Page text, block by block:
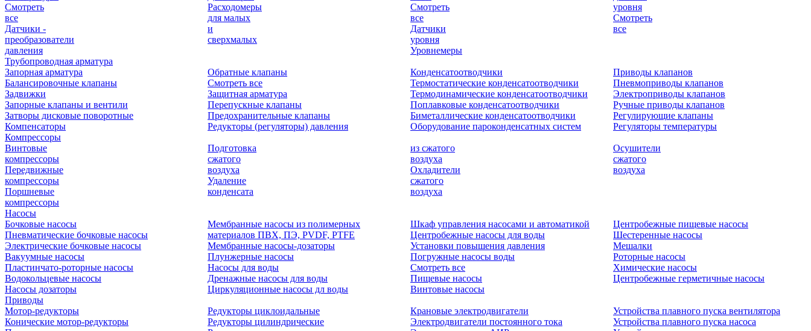
Смотреть
все
Датчики -
преобразователи
давления
Расходомеры
для малых
и
сверхмалых
Смотреть
все
Датчики
уровня
Уровнемеры
уровня
Смотреть
все
Трубопроводная арматура
Запорная арматура
Балансировочные клапаны
Задвижки
Запорные клапаны и вентили
Затворы дисковые поворотные
Компенсаторы
Обратные клапаны
Смотреть все
Защитная арматура
Перепускные клапаны
Предохранительные клапаны
Редукторы (регуляторы) давления
Конденсатоотводчики
Термостатические конденсатоотводчики
Термодинамические конденсатоотводчики
Поплавковые конденсатоотводчики
Биметаллические конденсатоотводчики
Оборудование пароконденсатных систем
Приводы клапанов
Пневмоприводы клапанов
Электроприводы клапанов
Ручные приводы клапанов
Регулирующие клапаны
Регуляторы температуры
Компрессоры
Винтовые
компрессоры
Передвижные
компрессоры
Поршневые
компрессоры
Подготовка
сжатого
воздуха
Удаление
конденсата
из сжатого
воздуха
Охладители
сжатого
воздуха
Осушители
сжатого
воздуха
Насосы
Бочковые насосы
Пневматические бочковые насосы
Электрические бочковые насосы
Вакуумные насосы
Пластинчато-роторные насосы
Водокольцевые насосы
Насосы дозаторы
Мембранные насосы из полимерных
материалов ПВХ, ПЭ, PVDF, PTFE
Мембранные насосы-дозаторы
Плунжерные насосы
Насосы для воды
Дренажные насосы для воды
Циркуляционные насосы дл воды
Шкаф управления насосами и автоматикой
Центробежные насосы для воды
Установки повышения давления
Погружные насосы воды
Смотреть все
Пищевые насосы
Винтовые насосы
Центробежные пищевые насосы
Шестеренные насосы
Мешалки
Роторные насосы
Химические насосы
Центробежные герметичные насосы
Приводы
Мотор-редукторы
Конические мотор-редукторы
Редукторы циклоидальные
Редукторы цилиндрические
Крановые электродвигатели
Электродвигатели постоянного тока
Устройства плавного пуска вентилятора
Устройства плавного пуска насоса